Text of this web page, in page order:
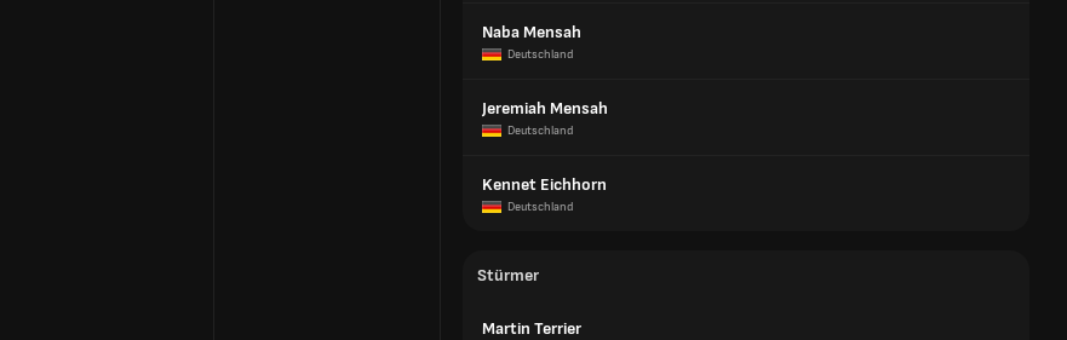
Naba Mensah
Deutschland
Jeremiah Mensah
Deutschland
Kennet Eichhorn
Deutschland
Stürmer
Martin Terrier